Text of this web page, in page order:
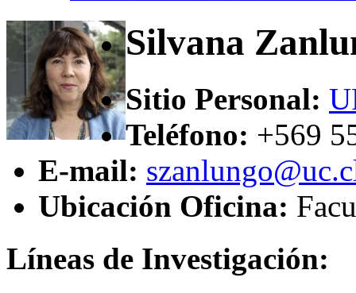
Silvana
Sitio Personal:
Teléfono: +569
E-mail:
Ubicación Oficina:
Líneas de Investigación: